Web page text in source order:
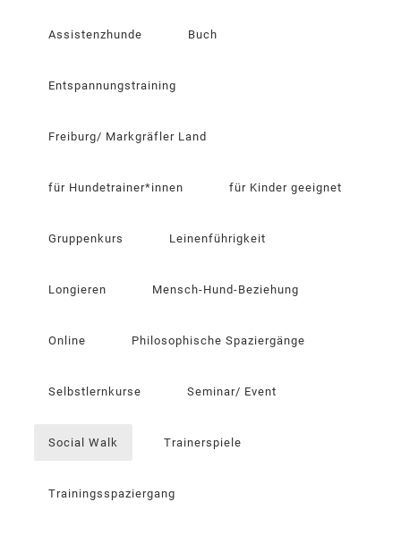
Assistenzhunde Buch
Entspannungstraining
Freiburg/ Markgräfler Land
für Hundetrainer*innen für Kinder geeignet
Gruppenkurs Leinenführigkeit
Longieren Mensch-Hund-Beziehung
Online Philosophische Spaziergänge
Selbstlernkurse Seminar/ Event
Social Walk Trainerspiele
Trainingsspaziergang